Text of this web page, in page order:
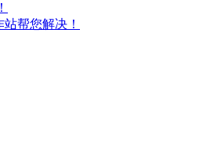
帮您解决！